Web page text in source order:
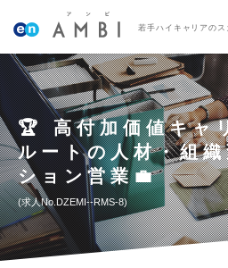
若手ハイキャリアのス
🏆 高付加価値キャ
ルートの人材・組
ション営業💼
求人No.DZEMI--RMS-8